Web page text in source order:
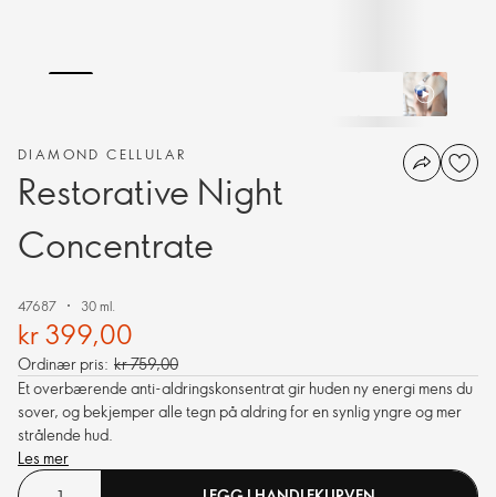
DIAMOND CELLULAR
Restorative Night
Concentrate
47687 30 ml.
kr 399,00
Ordinær pris: kr 759,00
Et overbærende anti-aldringskonsentrat gir huden ny energi mens du
sover, og bekjemper alle tegn på aldring for en synlig yngre og mer
strålende hud.
Les mer